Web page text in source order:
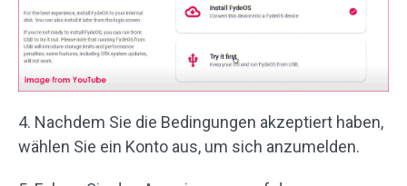
4. Nachdem Sie die Bedingungen akzeptiert haben,
wählen Sie ein Konto aus, um sich anzumelden.